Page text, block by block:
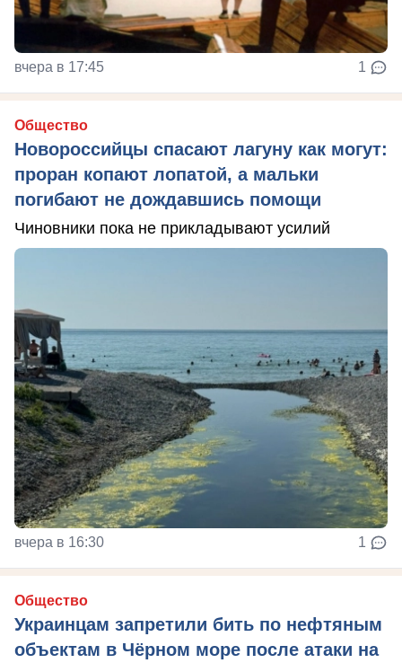
вчера в 17:45 1
Общество
Новороссийцы спасают лагуну как могут:
проран копают лопатой, а мальки
погибают не дождавшись помощи
Чиновники пока не прикладывают усилий
вчера в 16:30 1
Общество
Украинцам запретили бить по нефтяным
объектам в Чёрном море после атаки на